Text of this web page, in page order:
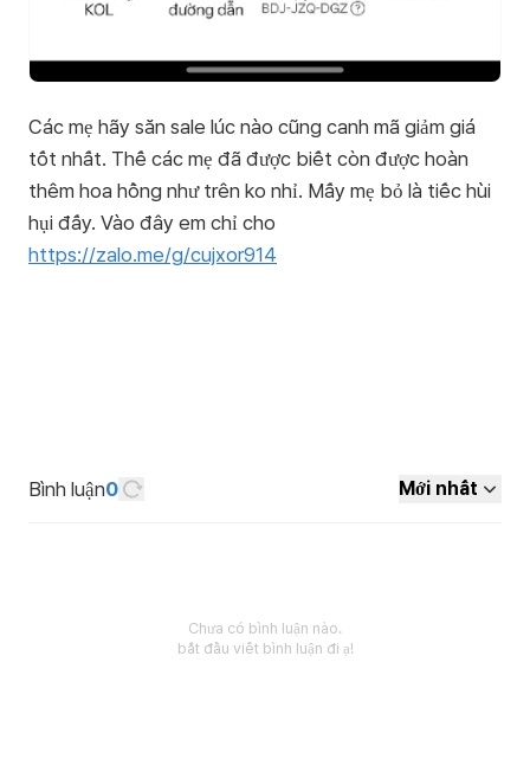
Các mẹ hãy săn sale lúc nào cũng canh mã giảm giá
tốt nhất. Thế các mẹ đã được biết còn được hoàn
thêm hoa hồng như trên ko nhỉ. Mấy mẹ bỏ là tiếc hùi
hụi đấy. Vào đây em chỉ cho
https://zalo.me/g/cujxor914
Bình luận0 Mới nhất
Chưa có bình luận nào.
bắt đầu viết bình luận đi ạ!